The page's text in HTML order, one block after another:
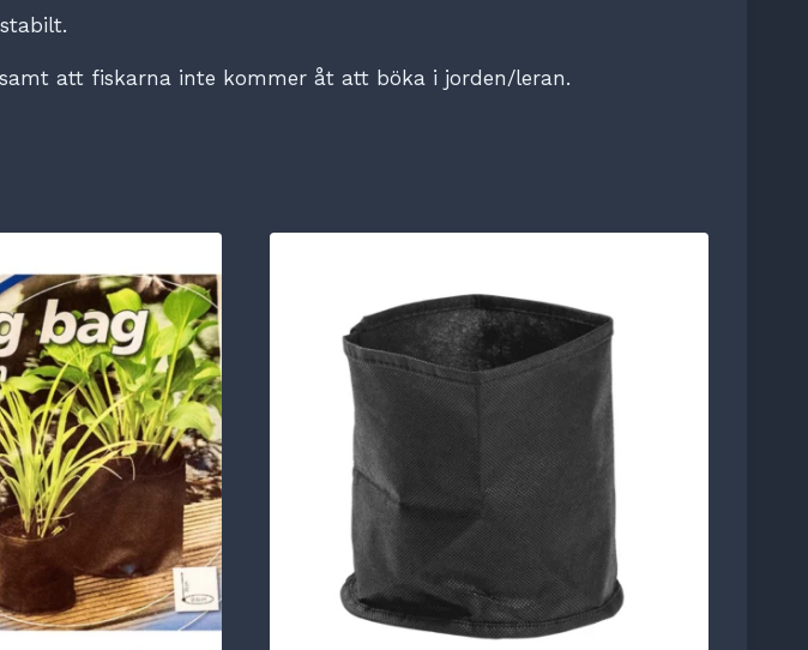
att fiskarna inte kommer åt att böka i jorden/leran.